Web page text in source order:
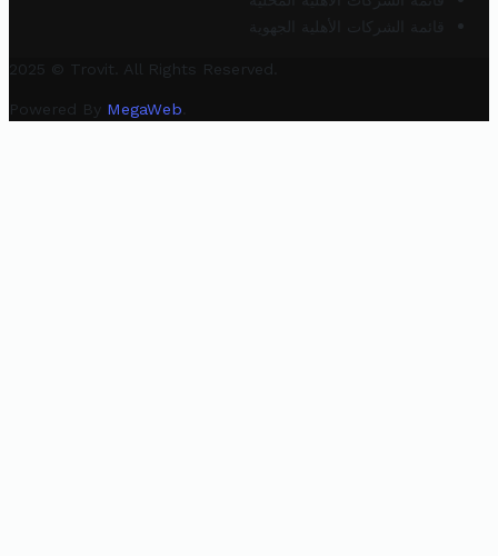
قائمة الشركات الأهلية الجهوية
2025 © Trovit. All Rights Reserved.
Powered By MegaWeb